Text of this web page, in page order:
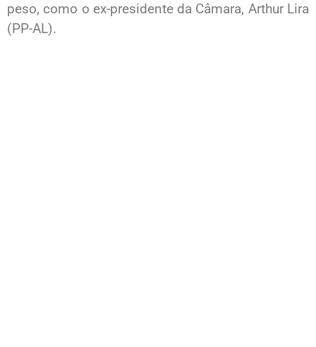
peso, como o ex-presidente da Câmara, Arthur Lira
(PP-AL).